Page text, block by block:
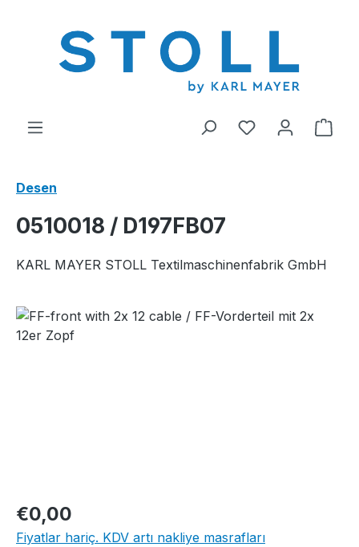
0 istek listesi
Desen
0510018 / D197FB07
KARL MAYER STOLL Textilmaschinenfabrik GmbH
Resim galerisini atla
€0,00
Fiyatlar hariç. KDV artı nakliye masrafları